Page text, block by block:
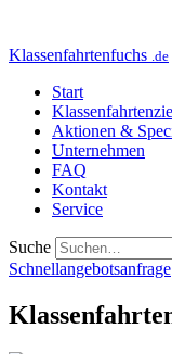
Klassenfahrtenfuchs .de
Start
Aktionen &
Unternehmen
FAQ
Kontakt
Service
Suche
Schnellangebotsanfrage